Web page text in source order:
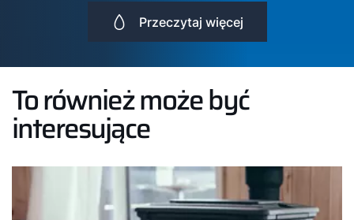
Przeczytaj więcej
To również może być
interesujące